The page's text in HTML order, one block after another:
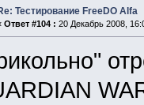
Тестирование FreeDO Alfa
Ответ #104 : 20 Декабрь 2008,